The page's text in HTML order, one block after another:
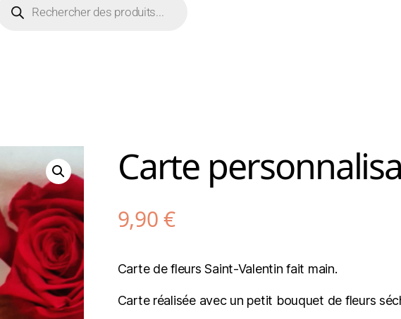
Carte
9,90€
Carte de fleurs Saint-Valentin fait main.
Carte réalisée avec un petit bouquet de fleurs